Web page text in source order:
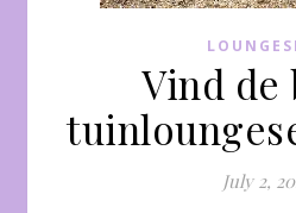
Vind de
July 2,